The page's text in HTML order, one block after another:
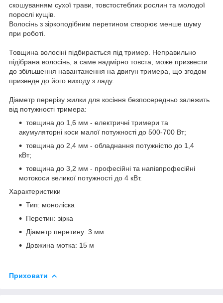
скошуванням сухої трави, товстостеблих рослин та молодої
порослі кущів.
Волосінь з зіркоподібним перетином створює менше шуму
при роботі.
Товщина волосіні підбирається під тример. Неправильно
підібрана волосінь, а саме надмірно товста, може призвести
до збільшення навантаження на двигун тримера, що згодом
призведе до його виходу з ладу.
Діаметр перерізу жилки для косіння безпосередньо залежить
від потужності тримера:
товщина до 1,6 мм - електричні тримери та
акумуляторні коси малої потужності до 500-700 Вт;
товщина до 2,4 мм - обладнання потужністю до 1,4
кВт;
товщина до 3,2 мм - професійні та напівпрофесійні
мотокоси великої потужності до 4 кВт.
Характеристики
Тип: моноліска
Перетин: зірка
Діаметр перетину: 3 мм
Довжина мотка: 15 м
Приховати